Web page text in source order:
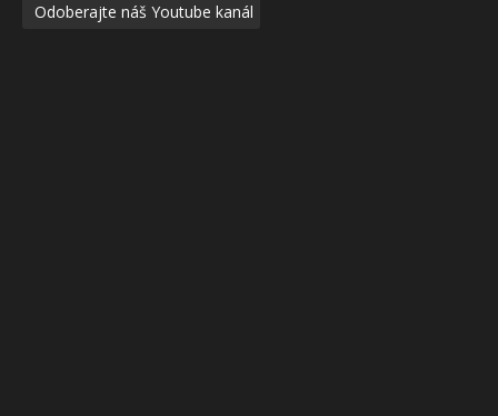
Odoberajte náš Youtube kanál